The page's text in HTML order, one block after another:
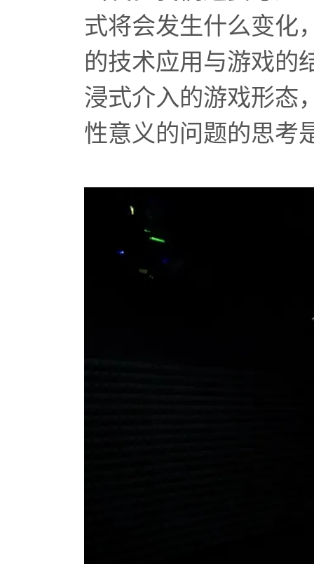
式将会发生什么变化
的技术应用与游戏的
浸式介入的游戏形态
性意义的问题的思考